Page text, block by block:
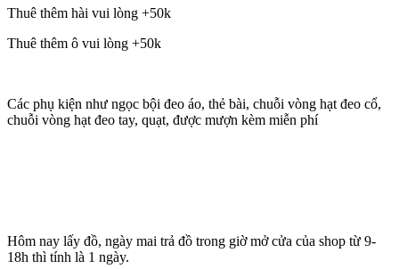
Thuê thêm hài vui lòng +50k
Thuê thêm ô vui lòng +50k
Các phụ kiện như ngọc bội đeo áo, thẻ bài, chuỗi vòng hạt đeo cổ,
chuỗi vòng hạt đeo tay, quạt, được mượn kèm miễn phí
Hôm nay lấy đồ, ngày mai trả đồ trong giờ mở cửa của shop từ 9-
18h thì tính là 1 ngày.